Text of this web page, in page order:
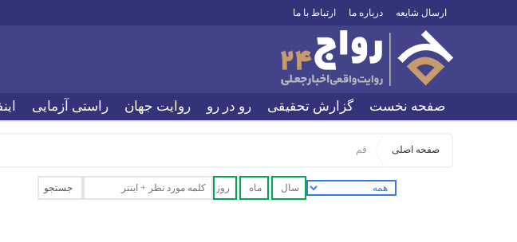
ارسال شایعه درباره ما ارتباط با ما
صفحه نخست گزارش تحقیقی رو در رو روایت جهان راستی آزمایی
صفحه اصلی قم